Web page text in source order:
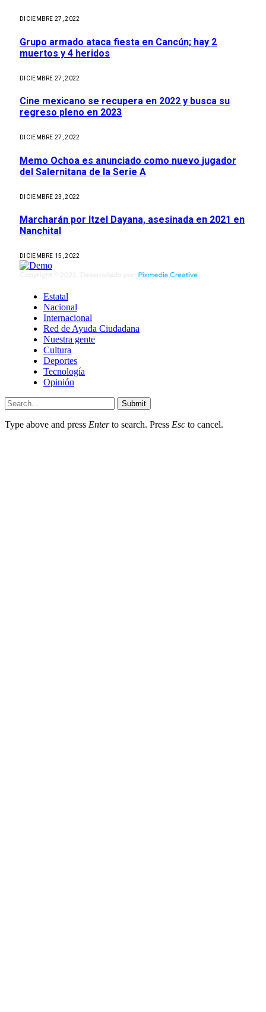
DICIEMBRE 27, 2022
Grupo armado ataca fiesta en Cancún; hay 2
muertos y 4 heridos
DICIEMBRE 27, 2022
Cine mexicano se recupera en 2022 y busca su
regreso pleno en 2023
DICIEMBRE 27, 2022
Memo Ochoa es anunciado como nuevo jugador
del Salernitana de la Serie A
DICIEMBRE 23, 2022
Marcharán por Itzel Dayana, asesinada en 2021 en
Nanchital
DICIEMBRE 15, 2022
Estatal
Nacional
Internacional
Red de Ayuda Ciudadana
Nuestra gente
Cultura
Deportes
Tecnología
Opinión
Submit
Type above and press Enterto search. Press Esc to cancel.